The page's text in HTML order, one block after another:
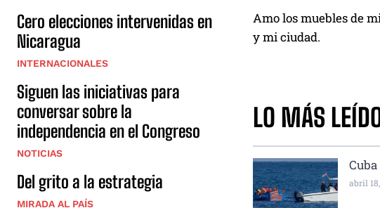
Cero elecciones intervenidas en
Nicaragua
INTERNACIONALES
Siguen las iniciativas para
conversar sobre la
independencia en el Congreso
NOTICIAS
Del grito a la estrategia
MIRADA AL PAÍS
Amo los muebles de
y mi ciudad.
LO MÁS
abril